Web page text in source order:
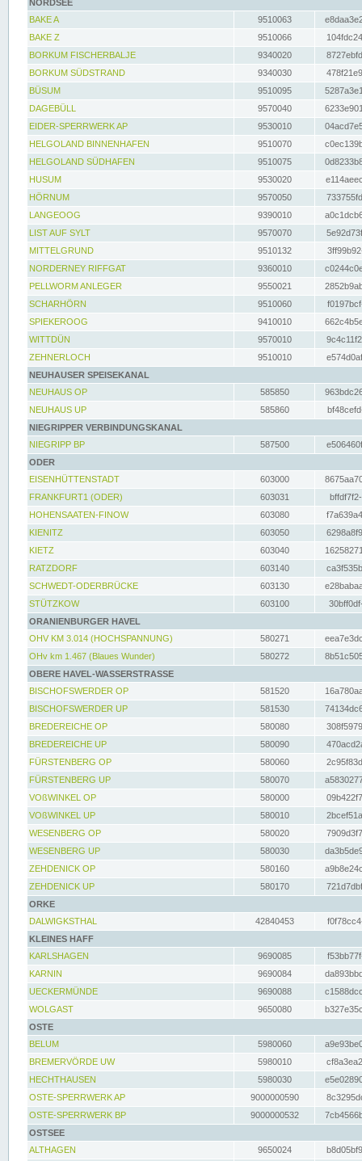
NORDSEE
BAKE A
9510063
BAKE Z
9510066
BORKUM FISCHERBALJE
9340020
BORKUM SÜDSTRAND
9340030
BÜSUM
9510095
DAGEBÜLL
9570040
EIDER-SPERRWERK AP
9530010
HELGOLAND BINNENHAFEN
9510070
HELGOLAND SÜDHAFEN
9510075
HUSUM
9530020
HÖRNUM
9570050
LANGEOOG
9390010
LIST AUF SYLT
9570070
MITTELGRUND
9510132
NORDERNEY RIFFGAT
9360010
PELLWORM ANLEGER
9550021
SCHARHÖRN
9510060
SPIEKEROOG
9410010
WITTDÜN
9570010
ZEHNERLOCH
9510010
NEUHAUSER SPEISEKANAL
NEUHAUS OP
585850
NEUHAUS UP
585860
NIEGRIPPER VERBINDUNGSKANAL
NIEGRIPP BP
587500
ODER
EISENHÜTTENSTADT
603000
FRANKFURT1 (ODER)
603031
HOHENSAATEN-FINOW
603080
KIENITZ
603050
KIETZ
603040
RATZDORF
603140
SCHWEDT-ODERBRÜCKE
603130
STÜTZKOW
603100
ORANIENBURGER HAVEL
OHV KM 3.014 (HOCHSPANNUNG)
580271
OHv km 1.467 (Blaues Wunder)
580272
OBERE HAVEL-WASSERSTRASSE
BISCHOFSWERDER OP
581520
BISCHOFSWERDER UP
581530
BREDEREICHE OP
580080
BREDEREICHE UP
580090
FÜRSTENBERG OP
580060
FÜRSTENBERG UP
580070
VOßWINKEL OP
580000
VOßWINKEL UP
580010
WESENBERG OP
580020
WESENBERG UP
580030
ZEHDENICK OP
580160
ZEHDENICK UP
580170
ORKE
DALWIGKSTHAL
42840453
KLEINES HAFF
KARLSHAGEN
9690085
KARNIN
9690084
UECKERMÜNDE
9690088
WOLGAST
9650080
OSTE
BELUM
5980060
BREMERVÖRDE UW
5980010
HECHTHAUSEN
5980030
OSTE-SPERRWERK AP
9000000590
OSTE-SPERRWERK BP
9000000532
OSTSEE
ALTHAGEN
9650024